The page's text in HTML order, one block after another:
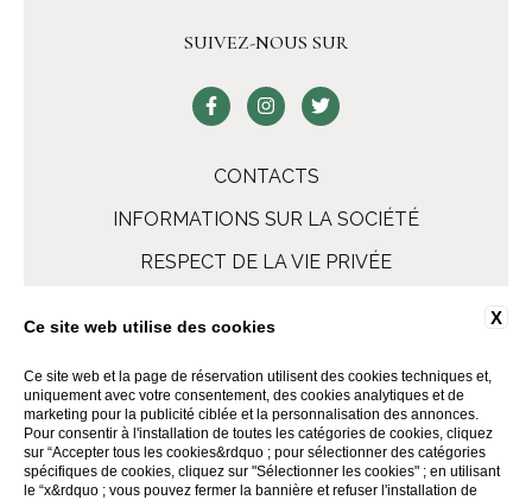
SUIVEZ-NOUS SUR
CONTACTS
INFORMATIONS SUR LA SOCIÉTÉ
RESPECT DE LA VIE PRIVÉE
X
Ce site web utilise des cookies
Ce site web et la page de réservation utilisent des cookies techniques et,
uniquement avec votre consentement, des cookies analytiques et de
marketing pour la publicité ciblée et la personnalisation des annonces.
Pour consentir à l'installation de toutes les catégories de cookies, cliquez
sur “Accepter tous les cookies&rdquo ; pour sélectionner des catégories
spécifiques de cookies, cliquez sur "Sélectionner les cookies" ; en utilisant
le “x&rdquo ; vous pouvez fermer la bannière et refuser l'installation de